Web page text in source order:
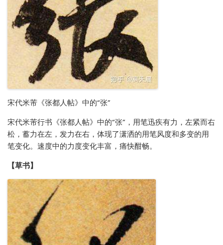
宋代米芾《张都人帖》中的“张”
宋代米芾行书《张都人帖》中的“张”，用笔迅疾有力，左紧而右
松，蓄力在左，发力在右，体现了潇洒的用笔风度和多变的用
笔变化。速度中的力度变化丰富，痛快酣畅。
【草书】